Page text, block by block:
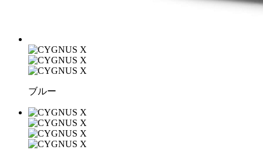
ブルー